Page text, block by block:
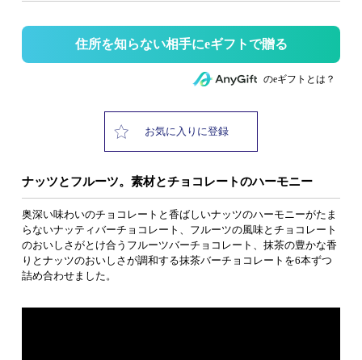
住所を知らない相手にeギフトで贈る
のeギフトとは？
お気に入りに登録
ナッツとフルーツ。素材とチョコレートのハーモニー
奥深い味わいのチョコレートと香ばしいナッツのハーモニーがたま
らないナッティバーチョコレート、フルーツの風味とチョコレート
のおいしさがとけ合うフルーツバーチョコレート、抹茶の豊かな香
りとナッツのおいしさが調和する抹茶バーチョコレートを6本ずつ
詰め合わせました。